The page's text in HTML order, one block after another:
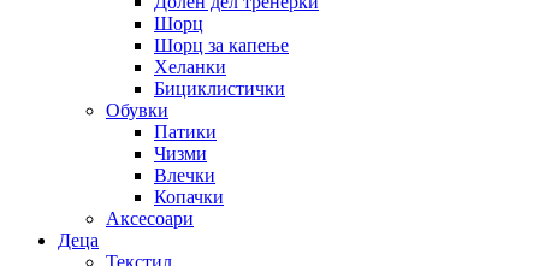
Шорц
Шорц за капење
Хеланки
Бициклистички
Обувки
Патики
Чизми
Влечки
Копачки
Аксесоари
Деца
Текстил